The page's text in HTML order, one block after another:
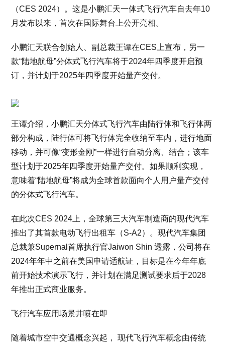
（CES 2024）。这是小鹏汇天一体式飞行汽车自去年10
月发布以来，首次在国际舞台上公开亮相。
小鹏汇天联合创始人、副总裁王谭在CES上宣布，另一
款“陆地航母”分体式飞行汽车将于2024年四季度开启预
订，并计划于2025年四季度开始量产交付。
王谭介绍，小鹏汇天分体式飞行汽车由陆行体和飞行体两
部分构成，陆行体可将飞行体完全收纳至车内，进行地面
移动，并可像“变形金刚”一样进行自动分离、结合；该车
型计划于2025年四季度开始量产交付。如果顺利实现，
意味着“陆地航母”将成为全球首款面向个人用户量产交付
的分体式飞行汽车。
在此次CES 2024上，全球第三大汽车制造商的现代汽车
推出了其首款电动飞行出租车（S-A2）。现代汽车集团
总裁兼Supernal首席执行官Jaiwon Shin 透露，公司将在
2024年年中之前在美国申请适航证，目标是在今年年底
前开始技术演示飞行，并计划在满足测试要求后于2028
年推出正式商业服务。
飞行汽车应用场景井喷在即
随着城市空中交通概念兴起， 现代飞行汽车概念由传统